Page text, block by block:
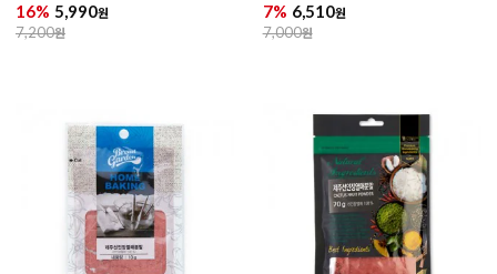
16% 5,990원
7,200원
7% 6,510원
7,000원